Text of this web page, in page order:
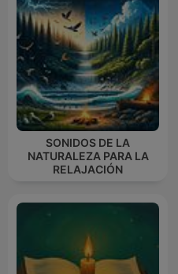
SONIDOS DE LA
NATURALEZA PARA LA
RELAJACIÓN